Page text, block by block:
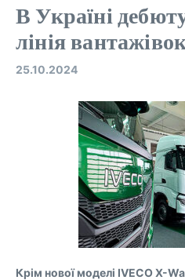
В Україні
лінія
25.10.2024
Крім нової моделі IVECO X-